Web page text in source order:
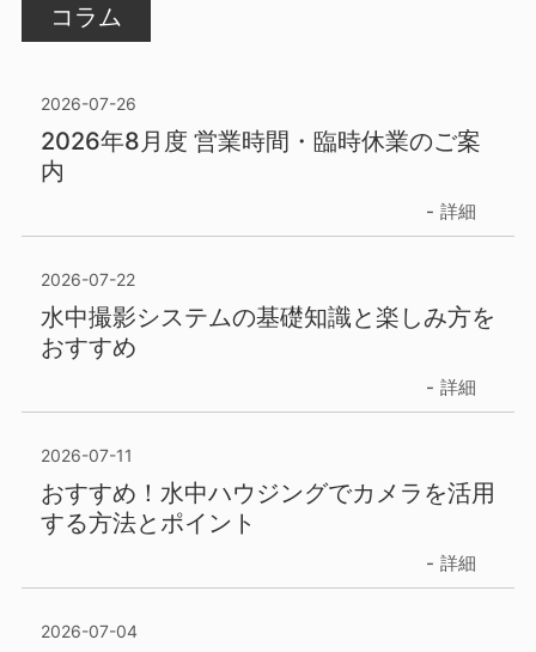
コラム
2026-07-26
2026年8月度 営業時間・臨時休業のご案
内
詳細
2026-07-22
水中撮影システムの基礎知識と楽しみ方を
おすすめ
詳細
2026-07-11
おすすめ！水中ハウジングでカメラを活用
する方法とポイント
詳細
2026-07-04